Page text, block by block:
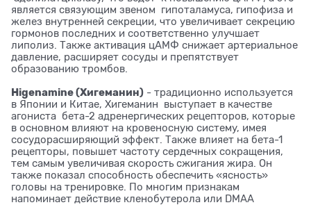
является связующим звеном гипоталамуса, гипофиза и
желез внутренней секреции, что увеличивает секрецию
гормонов последних и соответственно улучшает
липолиз. Также активация цАМФ снижает артериальное
давление, расширяет сосуды и препятствует
образованию тромбов.
Higenamine (Хигеманин) - традиционно используется
в Японии и Китае, Хигеманин выступает в качестве
агониста бета-2 адренергических рецепторов, которые
в основном влияют на кровеносную систему, имея
сосудорасширяющий эффект. Также влияет на бета-1
рецепторы, повышет частоту сердечных сокращения,
тем самым увеличивая скорость сжигания жира. Он
также показал способность обеспечить «ясность»
головы на тренировке. По многим признакам
напоминает действие кленобутерола или DMAA